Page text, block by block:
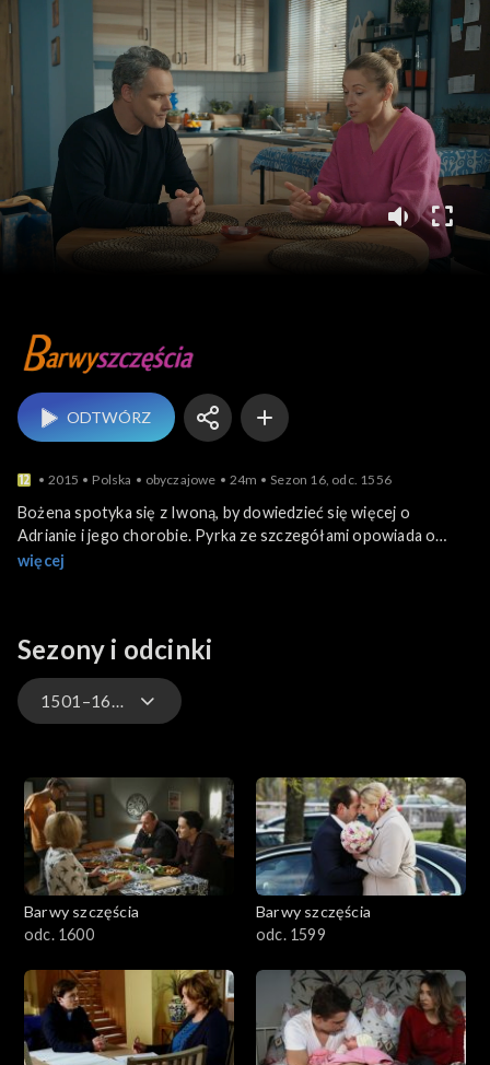
Barwy szczęścia
ODTWÓRZ
2015 Polska obyczajowe 24m Sezon 16, odc. 1556
Bożena spotyka się z Iwoną, by dowiedzieć się więcej o
Adrianie i jego chorobie. Pyrka ze szczegółami opowiada o
związku z seksoholikiem i radzi Wiśniewskiej, by dla swojego
więcej
Sezony i odcinki
1501–1600
3201-3300
3101-3200
3001-3100
2901-3000
2801–2900
Barwy szczęścia
odc. 1600
Barwy szczęścia
odc. 1599